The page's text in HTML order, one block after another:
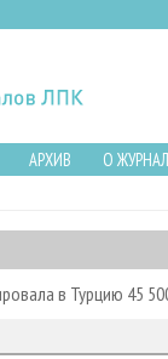
АРХИВ О
в Турцию 45